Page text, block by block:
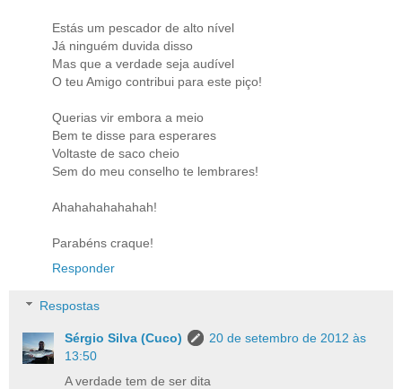
Estás um pescador de alto nível
Já ninguém duvida disso
Mas que a verdade seja audível
O teu Amigo contribui para este piço!
Querias vir embora a meio
Bem te disse para esperares
Voltaste de saco cheio
Sem do meu conselho te lembrares!
Ahahahahahahah!
Parabéns craque!
Responder
Respostas
Sérgio Silva (Cuco)
20 de setembro de 2012 às
13:50
A verdade tem de ser dita